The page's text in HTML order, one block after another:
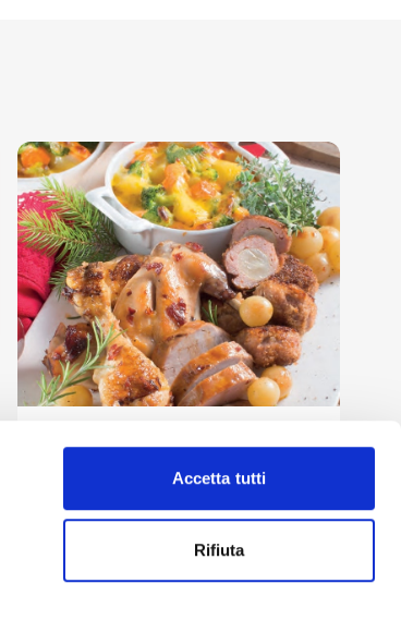
Accetta tutti
Rifiuta
Coniglio al Casera con
porcini e verdure